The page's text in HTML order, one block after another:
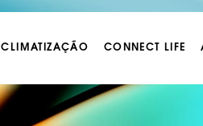
CLIMATIZAÇÃO CONNECT LIFE